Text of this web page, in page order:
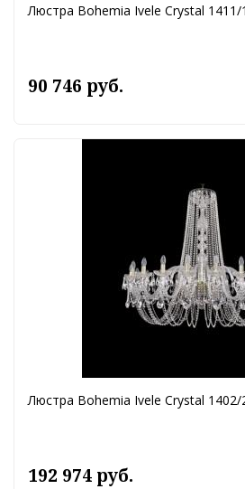
Люстра Bohemia Ivele Crystal 1411/
90 746 руб.
Люстра Bohemia Ivele Crystal 1402/
192 974 руб.